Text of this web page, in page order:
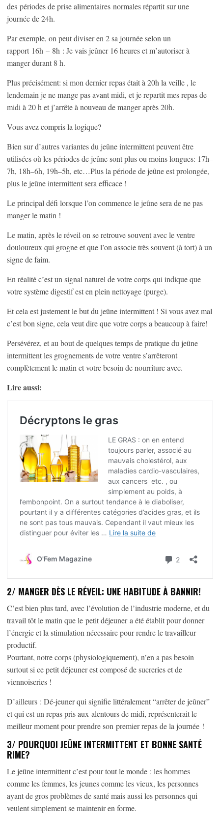
des périodes de prise alimentaires normales répartit sur une
journée de 24h.
Par exemple, on peut diviser en 2 sa journée selon un
rapport 16h – 8h : Je vais jeûner 16 heures et m’autoriser à
manger durant 8 h.
Plus précisément: si mon dernier repas était à 20h la veille , le
lendemain je ne mange pas avant midi, et je repartit mes repas de
midi à 20 h et j’arrête à nouveau de manger après 20h.
Vous avez compris la logique?
Bien sur d’autres variantes du jeûne intermittent peuvent être
utilisées où les périodes de jeûne sont plus ou moins longues: 17h–
7h, 18h–6h, 19h–5h, etc…Plus la période de jeûne est prolongée,
plus le jeûne intermittent sera efficace !
Le principal défi lorsque l’on commence le jeûne sera de ne pas
manger le matin !
Le matin, après le réveil on se retrouve souvent avec le ventre
douloureux qui grogne et que l’on associe très souvent (à tort) à un
signe de faim.
En réalité c’est un signal naturel de votre corps qui indique que
votre système digestif est en plein nettoyage (purge).
Et cela est justement le but du jeûne intermittent ! Si vous avez mal
c’est bon signe, cela veut dire que votre corps a beaucoup à faire!
Persévérez, et au bout de quelques temps de pratique du jeûne
intermittent les grognements de votre ventre s’arrêteront
complètement le matin et votre besoin de nourriture avec.
Lire aussi:
2/ MANGER DÈS LE RÉVEIL: UNE HABITUDE À BANNIR!
C’est bien plus tard, avec l’évolution de l’industrie moderne, et du
travail tôt le matin que le petit déjeuner a été établit pour donner
l’énergie et la stimulation nécessaire pour rendre le travailleur
productif.
Pourtant, notre corps (physiologiquement), n’en a pas besoin
surtout si ce petit déjeuner est composé de sucreries et de
viennoiseries !
D’ailleurs : Dé-jeuner qui signifie littéralement “arrêter de jeûner”
et qui est un repas pris aux alentours de midi, représenterait le
meilleur moment pour prendre son premier repas de la journée !
3/ POURQUOI JEÛNE INTERMITTENT ET BONNE SANTÉ
RIME?
Le jeûne intermittent c’est pour tout le monde : les hommes
comme les femmes, les jeunes comme les vieux, les personnes
ayant de gros problèmes de santé mais aussi les personnes qui
veulent simplement se maintenir en forme.